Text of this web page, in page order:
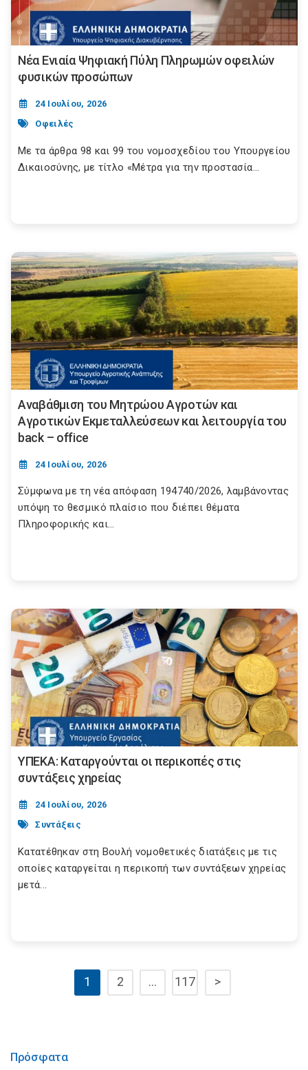
Πρόσφατα
Νέα Ενιαία Ψηφιακή Πύλη Πληρωμών οφειλών
φυσικών προσώπων
24 Ιουλίου, 2026
Οφειλές
Με τα άρθρα 98 και 99 του νομοσχεδίου του Υπουργείου
Δικαιοσύνης, με τίτλο «Μέτρα για την προστασία...
Αναβάθμιση του Μητρώου Αγροτών και
Αγροτικών Εκμεταλλεύσεων και λειτουργία του
back – office
24 Ιουλίου, 2026
Σύμφωνα με τη νέα απόφαση 194740/2026, λαμβάνοντας
υπόψη το θεσμικό πλαίσιο που διέπει θέματα
Πληροφορικής και...
ΥΠΕΚΑ: Καταργούνται οι περικοπές στις
συντάξεις χηρείας
24 Ιουλίου, 2026
Συντάξεις
Κατατέθηκαν στη Βουλή νομοθετικές διατάξεις με τις
οποίες καταργείται η περικοπή των συντάξεων χηρείας
μετά...
1 2 … 117 >